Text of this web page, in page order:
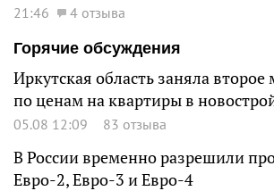
21:46
4 отзыва
Горячие обсуждения
Иркутская область заняла
по ценам на квартиры в
05.08 12:09 83 отзыва
В России временно разрешили
Евро-2, Евро-3 и Евро-4